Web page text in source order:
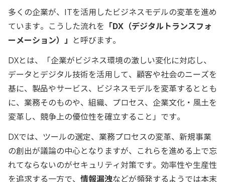
多くの企業が、ITを活用したビジネスモデルの変革を進め
ています。こうした流れを
「DX（デジタルトランスフォ
ーメーション）」
と呼びます。
DXとは、「企業がビジネス環境の激しい変化に対応し、
データとデジタル技術を活用して、顧客や社会のニーズを
基に、製品やサービス、ビジネスモデルを変革するととも
に、業務そのものや、組織、プロセス、企業文化・風土を
変革し、競争上の優位性を確立すること」です。
DXでは、ツールの選定、業務プロセスの変革、新規事業
の創出が議論の中心となりますが、これらを進める上で忘
れてならないのがセキュリティ対策です。効率性や生産性
を追求する一方で、 情報漏洩などが頻発するようでは本末